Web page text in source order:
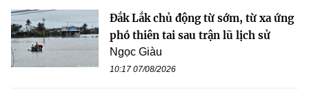
Đắk Lắk chủ động từ sớm, từ xa ứng
phó thiên tai sau trận lũ lịch sử
Ngọc Giàu
10:17 07/08/2026